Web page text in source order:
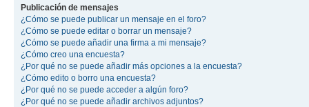
Publicación de mensajes
¿Cómo se puede publicar un mensaje en el foro?
¿Cómo se puede editar o borrar un mensaje?
¿Cómo se puede añadir una firma a mi mensaje?
¿Cómo creo una encuesta?
¿Por qué no se puede añadir más opciones a la encuesta?
¿Cómo edito o borro una encuesta?
¿Por qué no se puede acceder a algún foro?
¿Por qué no se puede añadir archivos adjuntos?